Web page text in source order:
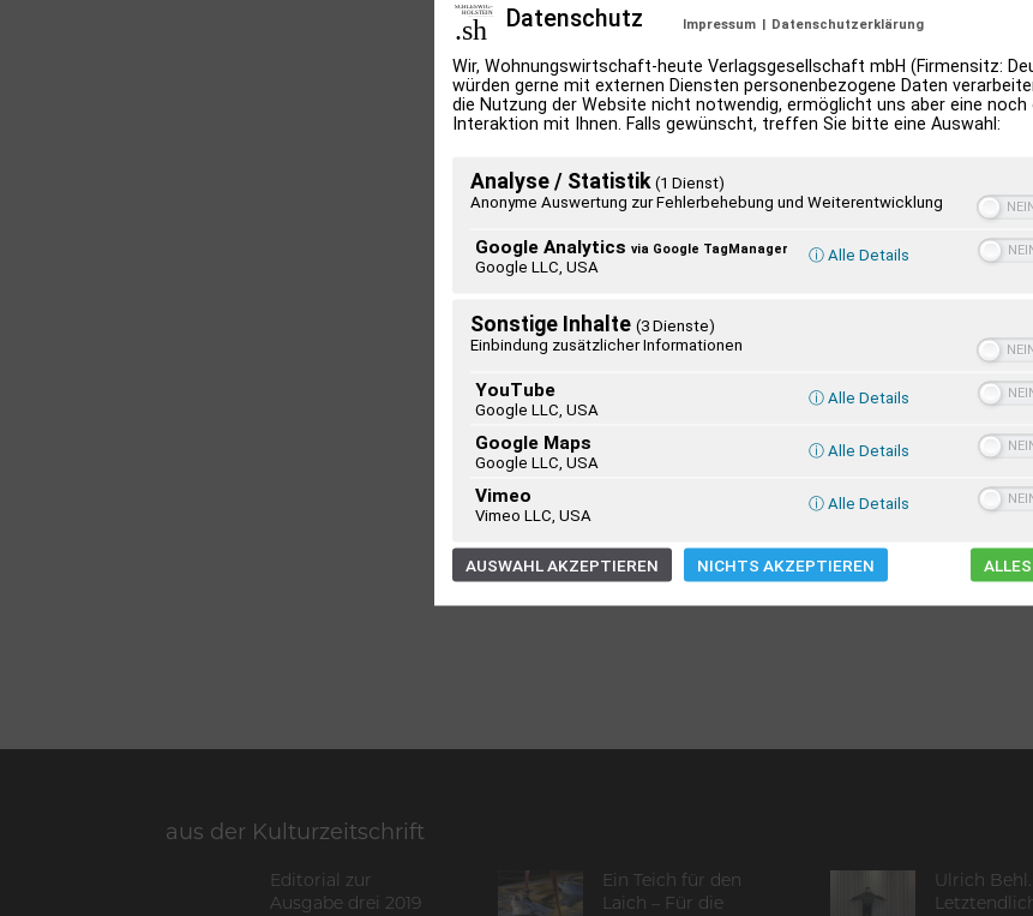
aus der Kulturzeitschrift
Editorial zur
Ausgabe drei 2019
Ein Teich für den
Laich – Für die
Ulrich Behl.
Datenschutz Impressum | Datenschutzerklärung
Wir, Wohnungswirtschaft-heute Verlagsgesellschaft mbH (Firmensitz:
würden gerne mit externen Diensten personenbezogene Daten
die Nutzung der Website nicht notwendig, ermöglicht uns aber eine noch
Interaktion mit Ihnen. Falls gewünscht, treffen Sie bitte eine Auswahl:
Analyse / Statistik (1 Dienst)
Anonyme Auswertung zur Fehlerbehebung und Weiterentwicklung
Google Analytics via Google TagManager
Google LLC, USA
ⓘ Alle Details
Sonstige Inhalte (3 Dienste)
Einbindung zusätzlicher Informationen
YouTube
Google LLC, USA
ⓘ Alle Details
Google Maps
Google LLC, USA
ⓘ Alle Details
Vimeo
Vimeo LLC, USA
ⓘ Alle Details
AUSWAHL AKZEPTIEREN NICHTS AKZEPTIEREN